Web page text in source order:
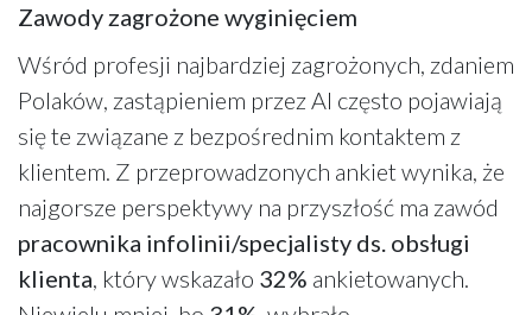
Zawody zagrożone wyginięciem
Wśród profesji najbardziej zagrożonych, zdaniem
Polaków, zastąpieniem przez AI często pojawiają
się te związane z bezpośrednim kontaktem z
klientem. Z przeprowadzonych ankiet wynika, że
najgorsze perspektywy na przyszłość ma zawód
pracownika infolinii/specjalisty ds. obsługi
klienta, który wskazało 32% ankietowanych.